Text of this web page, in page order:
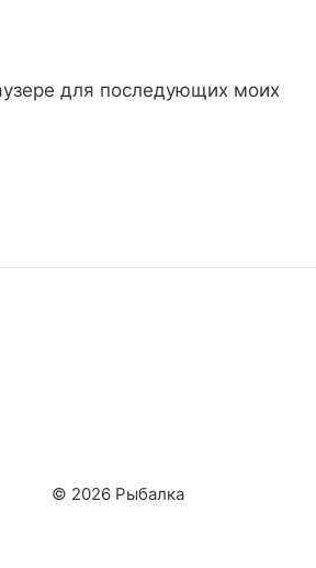
для последующих моих
© 2026 Рыбалка